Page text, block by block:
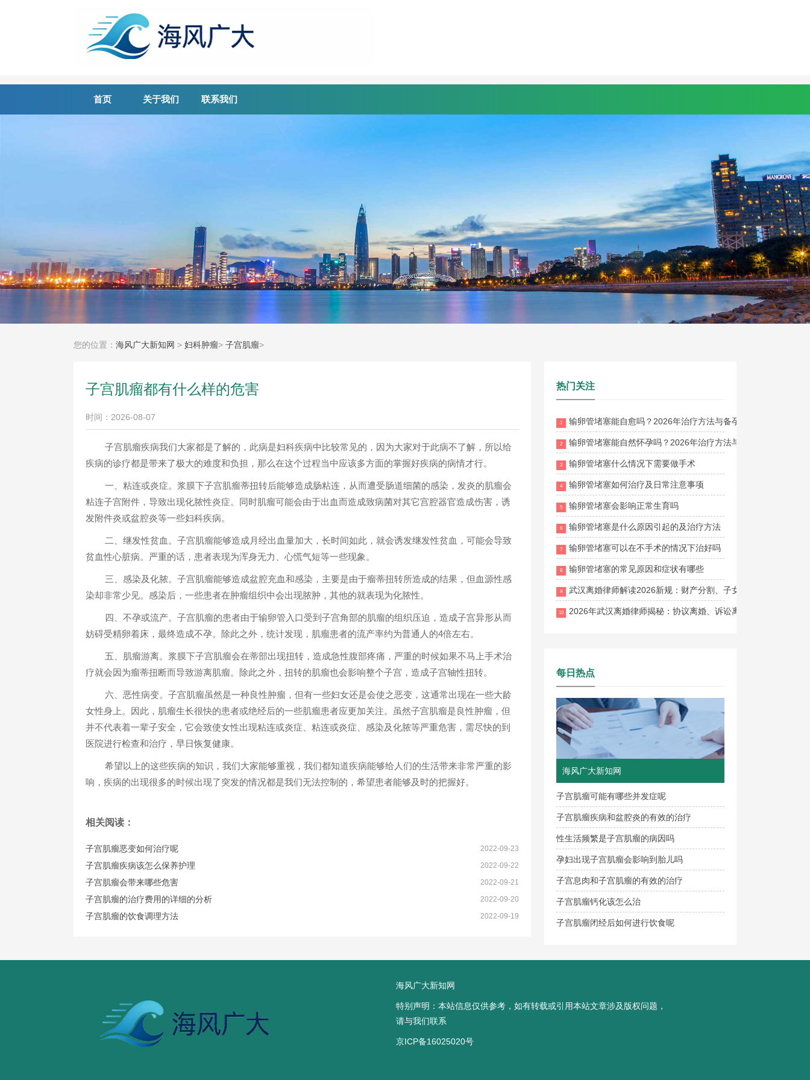
首页 关于我们 联系我们
您的位置： 海风广大新知网 > 妇科肿瘤> 子宫肌瘤>
子宫肌瘤都有什么样的危害
时间：2026-08-07
子宫肌瘤疾病我们大家都是了解的，此病是妇科疾病中比较常见的，因为大家对于此病不了解，所以给
疾病的诊疗都是带来了极大的难度和负担，那么在这个过程当中应该多方面的掌握好疾病的病情才行。
一、粘连或炎症。浆膜下子宫肌瘤蒂扭转后能够造成肠粘连，从而遭受肠道细菌的感染，发炎的肌瘤会
粘连子宫附件，导致出现化脓性炎症。同时肌瘤可能会由于出血而造成致病菌对其它宫腔器官造成伤害，诱
发附件炎或盆腔炎等一些妇科疾病。
二、继发性贫血。子宫肌瘤能够造成月经出血量加大，长时间如此，就会诱发继发性贫血，可能会导致
贫血性心脏病。严重的话，患者表现为浑身无力、心慌气短等一些现象。
三、感染及化脓。子宫肌瘤能够造成盆腔充血和感染，主要是由于瘤蒂扭转所造成的结果，但血源性感
染却非常少见。感染后，一些患者在肿瘤组织中会出现脓肿，其他的就表现为化脓性。
四、不孕或流产。子宫肌瘤的患者由于输卵管入口受到子宫角部的肌瘤的组织压迫，造成子宫异形从而
妨碍受精卵着床，最终造成不孕。除此之外，统计发现，肌瘤患者的流产率约为普通人的4倍左右。
五、肌瘤游离。浆膜下子宫肌瘤会在蒂部出现扭转，造成急性腹部疼痛，严重的时候如果不马上手术治
疗就会因为瘤蒂扭断而导致游离肌瘤。除此之外，扭转的肌瘤也会影响整个子宫，造成子宫轴性扭转。
六、恶性病变。子宫肌瘤虽然是一种良性肿瘤，但有一些妇女还是会使之恶变，这通常出现在一些大龄
女性身上。因此，肌瘤生长很快的患者或绝经后的一些肌瘤患者应更加关注。虽然子宫肌瘤是良性肿瘤，但
并不代表着一辈子安全，它会致使女性出现粘连或炎症、粘连或炎症、感染及化脓等严重危害，需尽快的到
医院进行检查和治疗，早日恢复健康。
希望以上的这些疾病的知识，我们大家能够重视，我们都知道疾病能够给人们的生活带来非常严重的影
响，疾病的出现很多的时候出现了突发的情况都是我们无法控制的，希望患者能够及时的把握好。
相关阅读：
子宫肌瘤恶变如何治疗呢 2022-09-23
子宫肌瘤疾病该怎么保养护理 2022-09-22
子宫肌瘤会带来哪些危害 2022-09-21
子宫肌瘤的治疗费用的详细的分析 2022-09-20
子宫肌瘤的饮食调理方法 2022-09-19
热门关注
1 输卵管堵塞能自愈吗？2026年治疗方法与备孕成功率全解析
2 输卵管堵塞能自然怀孕吗？2026年治疗方法与疏通方案全面解析
3 输卵管堵塞什么情况下需要做手术
4 输卵管堵塞如何治疗及日常注意事项
5 输卵管堵塞会影响正常生育吗
6 输卵管堵塞是什么原因引起的及治疗方法
7 输卵管堵塞可以在不手术的情况下治好吗
8 输卵管堵塞的常见原因和症状有哪些
9 武汉离婚律师解读2026新规：财产分割、子女抚养权、离婚流
10 2026年武汉离婚律师揭秘：协议离婚、诉讼离婚、财产分割与
每日热点
海风广大新知网
子宫肌瘤可能有哪些并发症呢
子宫肌瘤疾病和盆腔炎的有效的治疗
性生活频繁是子宫肌瘤的病因吗
孕妇出现子宫肌瘤会影响到胎儿吗
子宫息肉和子宫肌瘤的有效的治疗
子宫肌瘤钙化该怎么治
子宫肌瘤闭经后如何进行饮食呢
海风广大新知网
特别声明：本站信息仅供参考，如有转载或引用本站文章涉及版权问题，
请与我们联系
京ICP备16025020号